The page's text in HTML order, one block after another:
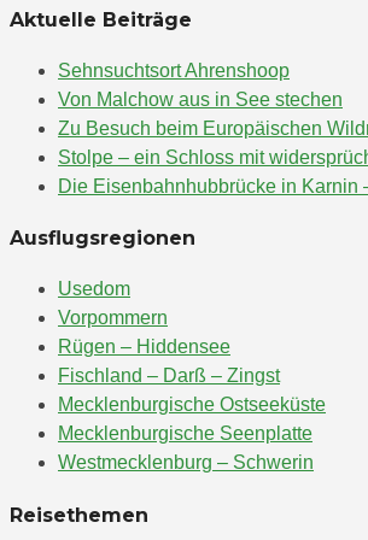
Aktuelle Beiträge
Sehnsuchtsort Ahrenshoop
Von Malchow aus in See stechen
Zu Besuch beim Europäischen
Stolpe – ein Schloss mit
Die Eisenbahnhubbrücke in Karnin
Ausflugsregionen
Usedom
Vorpommern
Rügen – Hiddensee
Fischland – Darß – Zingst
Mecklenburgische Ostseeküste
Mecklenburgische Seenplatte
Westmecklenburg – Schwerin
Reisethemen